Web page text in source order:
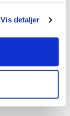
Vis detaljer